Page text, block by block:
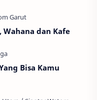
Wahana dan Kafe
Bisa Kamu